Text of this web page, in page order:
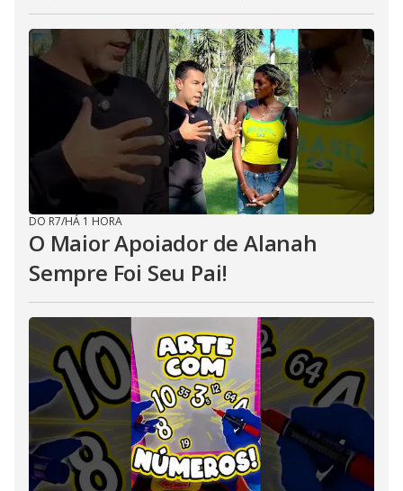
DO R7/HÁ 1 HORA
O Maior Apoiador de Alanah
Sempre Foi Seu Pai!